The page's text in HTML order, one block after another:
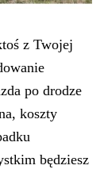
z Twojej
po drodze
koszty
będziesz